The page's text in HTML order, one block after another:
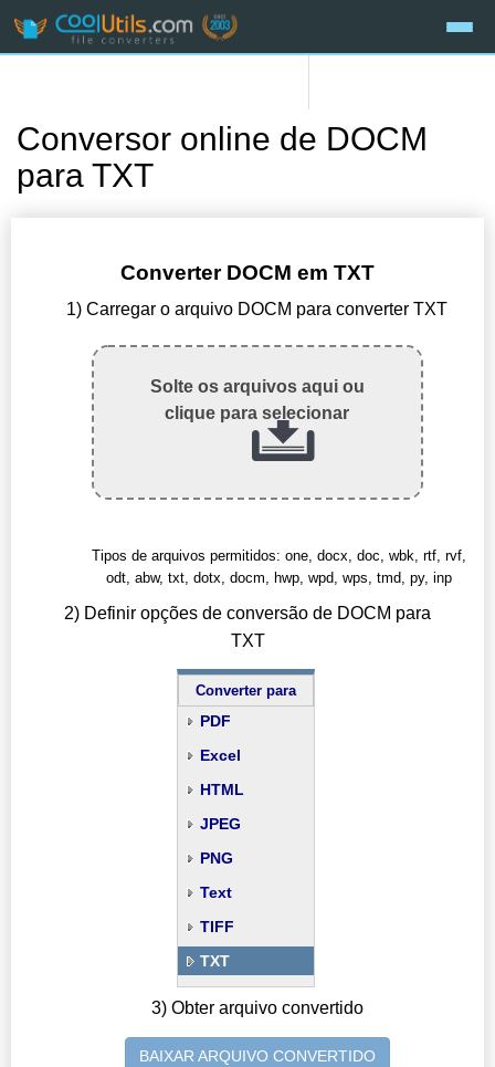
Conversor online de DOCM
para TXT
Converter DOCM em TXT
1) Carregar o arquivo DOCM para converter TXT
Solte os arquivos aqui ou
clique para selecionar
Tipos de arquivos permitidos: one, docx, doc, wbk, rtf, rvf,
odt, abw, txt, dotx, docm, hwp, wpd, wps, tmd, py, inp
2) Definir opções de conversão de DOCM para
TXT
Converter para
PDF
Excel
HTML
JPEG
PNG
Text
TIFF
TXT
3) Obter arquivo convertido
BAIXAR ARQUIVO CONVERTIDO